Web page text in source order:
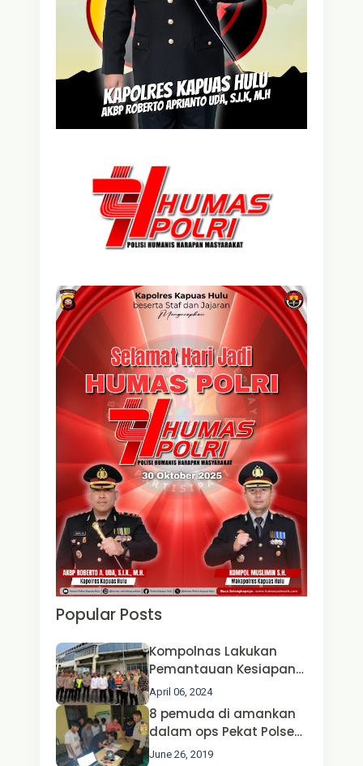
Popular Posts
Kompolnas Lakukan
Pemantauan Kesiapan
Operasi Ketupat 2024 di
Polda Jatim Bersama
Kapolri dan Menteri
Perhubungan
April 06, 2024
8 pemuda di amankan
dalam ops Pekat Polsek
Jongkong
June 26, 2019